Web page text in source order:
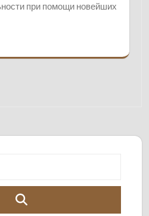
при помощи новейших